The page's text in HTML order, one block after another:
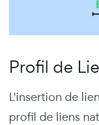
Profil de
L'insertion de
profil de liens